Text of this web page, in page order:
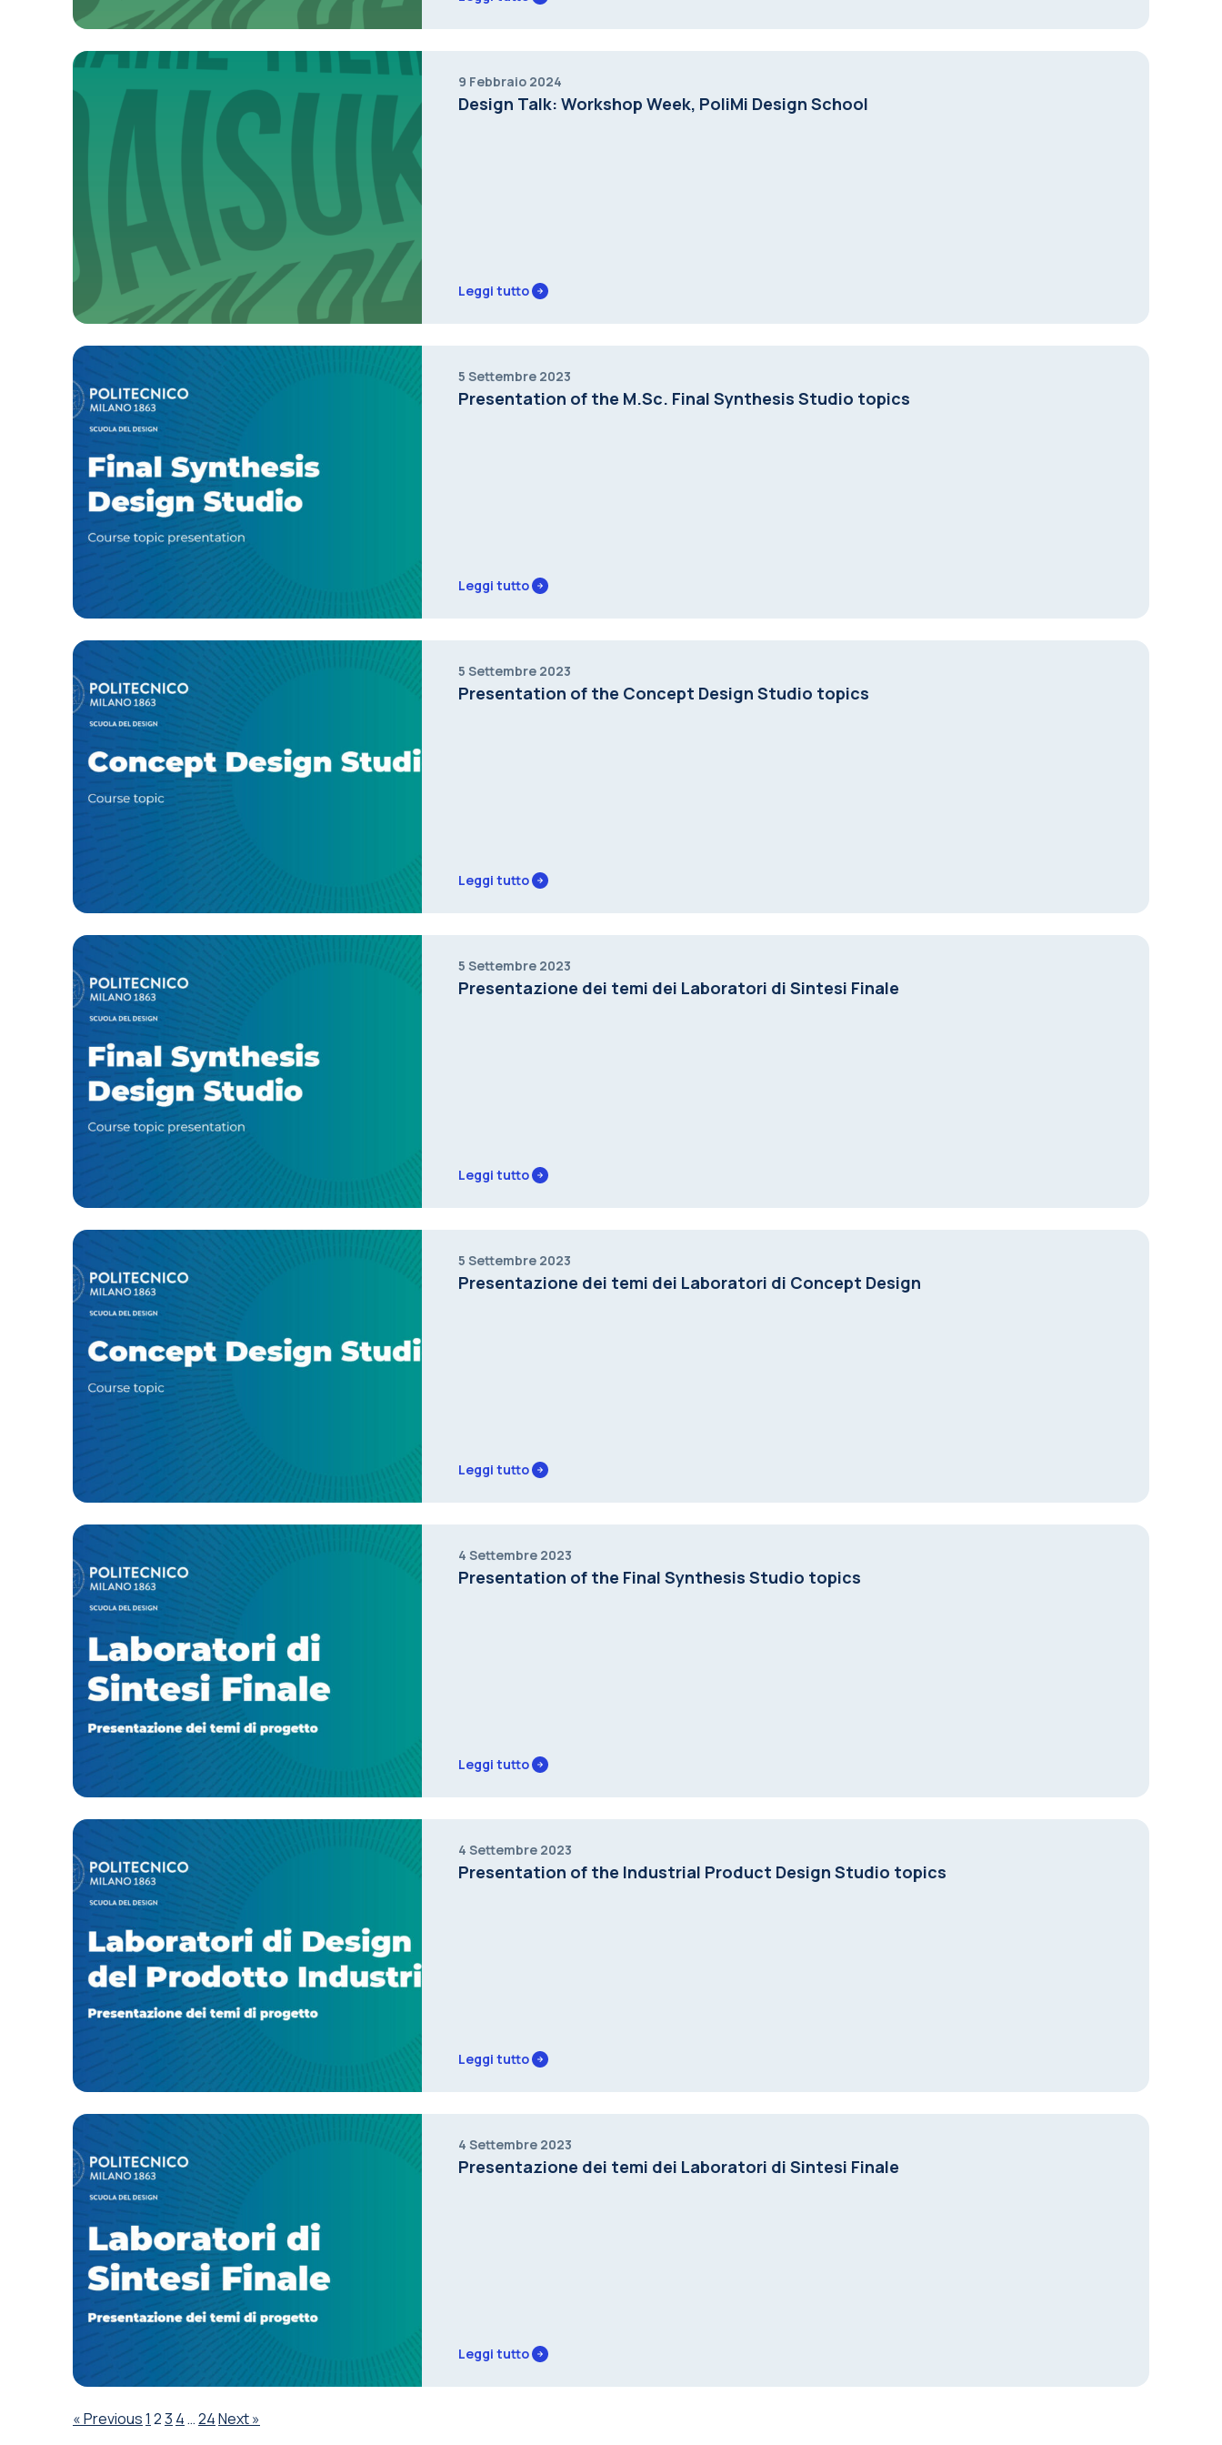
9 Febbraio 2024
Design Talk: Workshop Week, PoliMi Design School
Leggi tutto
5 Settembre 2023
Presentation of the M.Sc. Final Synthesis Studio topics
Leggi tutto
5 Settembre 2023
Presentation of the Concept Design Studio topics
Leggi tutto
5 Settembre 2023
Presentazione dei temi dei Laboratori di Sintesi Finale
Leggi tutto
5 Settembre 2023
Presentazione dei temi dei Laboratori di Concept Design
Leggi tutto
4 Settembre 2023
Presentation of the Final Synthesis Studio topics
Leggi tutto
4 Settembre 2023
Presentation of the Industrial Product Design Studio topics
Leggi tutto
4 Settembre 2023
Presentazione dei temi dei Laboratori di Sintesi Finale
Leggi tutto
Paginazione
« Previous1 23 4…24Next »